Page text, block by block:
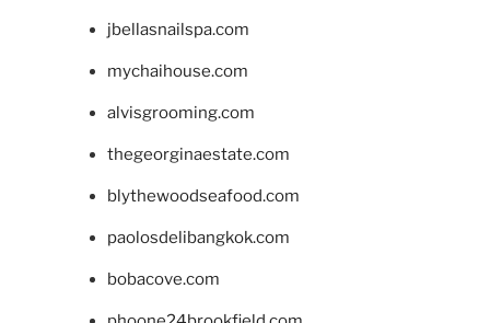
jbellasnailspa.com
mychaihouse.com
alvisgrooming.com
thegeorginaestate.com
blythewoodseafood.com
paolosdelibangkok.com
bobacove.com